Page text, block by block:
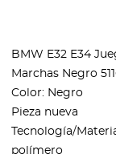
BMW E32 E34
Marchas Negro
Color: Negro
Pieza nueva
Tecnología/
polímero